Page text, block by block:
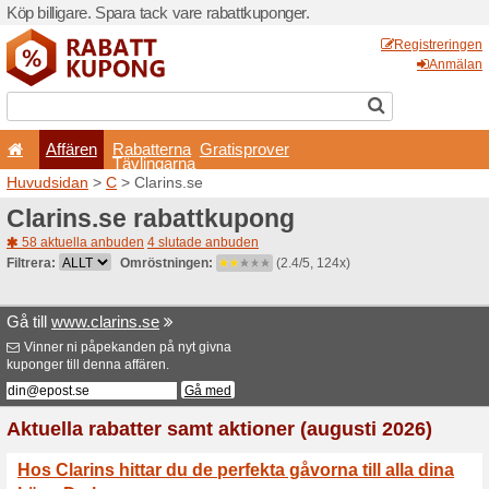
Köp billigare. Spara tack
Affären
Tävlingarna
Huvudsidan>C>